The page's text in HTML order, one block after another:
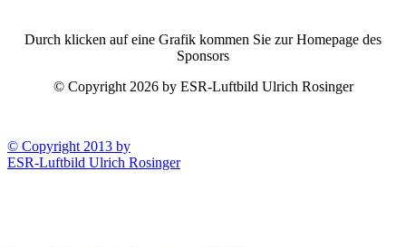
Durch klicken auf eine Grafik kommen Sie zur Homepage des
Sponsors
© Copyright 2026 by ESR-Luftbild Ulrich Rosinger
© Copyright 2013 by
ESR-Luftbild Ulrich Rosinger